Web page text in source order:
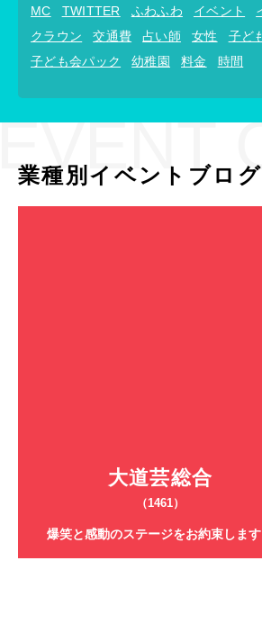
MC TWITTER ふわふわ イベント
クラウン
交通費 占い師 女性
子ど
子ども会パック
幼稚園 料金 時間
業種別イベントブログ
大道芸総合
（1461）
爆笑と感動のステージをお約束します